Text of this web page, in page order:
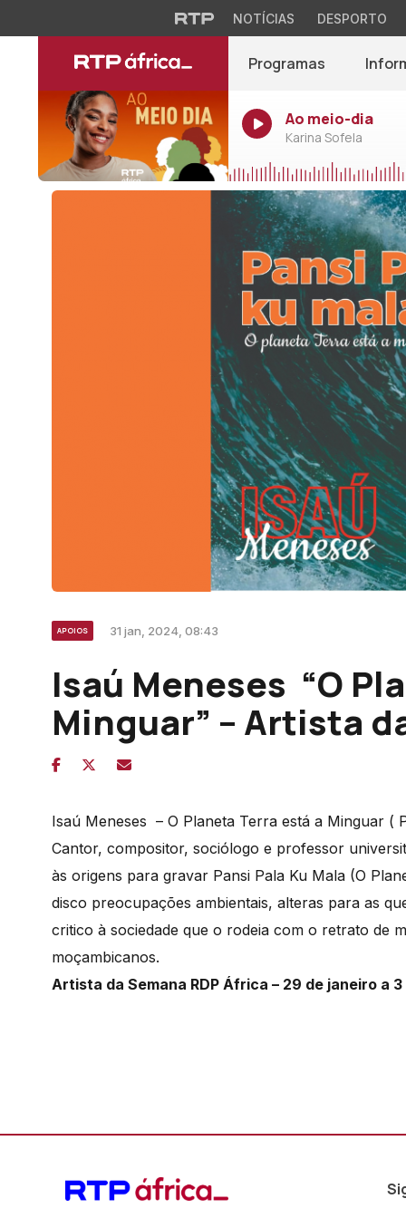
NOTÍCIAS DESPORTO
Programas
Ao meio-dia
Karina Sofela
APOIOS 31 jan, 2024, 08:43
Isaú Meneses “O
Minguar” – Artista
Isaú Meneses – O Planeta Terra está a Minguar (
Cantor, compositor, sociólogo e professor
às origens para gravar Pansi Pala Ku Mala (O
disco preocupações ambientais, alteras para as
critico à sociedade que o rodeia com o retrato de
moçambicanos.
Artista da Semana RDP África – 29 de janeiro a